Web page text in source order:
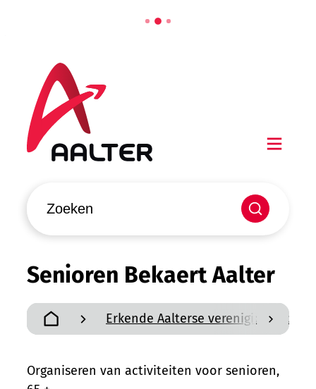
Aalter
Zoeken
Senioren Bekaert Aalter
scroll
Startpagina
Erkende Aalterse verenigingen en
Organiseren van activiteiten voor senioren,